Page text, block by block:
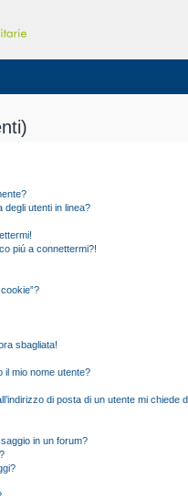
degli utenti in linea?
piú a connettermi?!
sbagliata!
il mio nome utente?
di posta di un utente mi chiede
in un forum?